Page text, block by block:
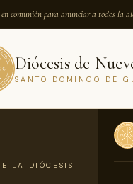
comunión para anunciar a todos la
Diócesis de
SANTO DOMINGO DE
LA DIÓCESIS